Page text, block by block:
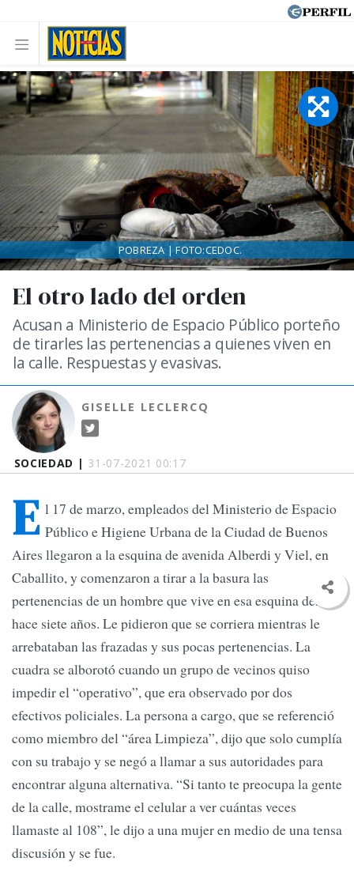
SOCIEDAD | 31-07-2021 00:17
El otro lado del orden
Acusan a Ministerio de Espacio Público porteño
de tirarles las pertenencias a quienes viven en
la calle. Respuestas y evasivas.
GISELLE LECLERCQ
POBREZA | FOTO:CEDOC.
E l 17 de marzo, empleados del Ministerio de Espacio
Público e Higiene Urbana de la Ciudad de Buenos
Aires llegaron a la esquina de avenida Alberdi y Viel, en
Caballito, y comenzaron a tirar a la basura las
pertenencias de un hombre que vive en esa esquina desde
hace siete años. Le pidieron que se corriera mientras le
arrebataban las frazadas y sus pocas pertenencias. La
cuadra se alborotó cuando un grupo de vecinos quiso
impedir el “operativo”, que era observado por dos
efectivos policiales. La persona a cargo, que se referenció
como miembro del “área Limpieza”, dijo que solo cumplía
con su trabajo y se negó a llamar a sus autoridades para
encontrar alguna alternativa. “Si tanto te preocupa la gente
de la calle, mostrame el celular a ver cuántas veces
llamaste al 108”, le dijo a una mujer en medio de una tensa
discusión y se fue.